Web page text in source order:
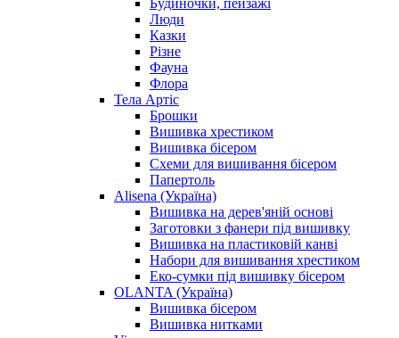
Люди
Казки
Різне
Фауна
Флора
Тела Артіс
Брошки
Вишивка хрестиком
Вишивка бісером
Схеми для вишивання бісером
Папертоль
Alisena (Україна)
Вишивка на дерев'яній основі
Заготовки з фанери під вишивку
Вишивка на пластиковій канві
Набори для вишивання хрестиком
Еко-сумки під вишивку бісером
OLANTA (Україна)
Вишивка бісером
Вишивка нитками